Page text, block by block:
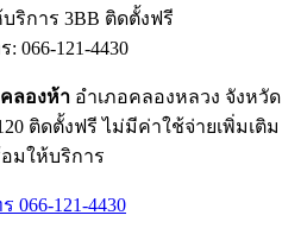
ริการ 3BB ติดตั้งฟรี
: 066-121-4430
ลองห้า อำเภอคลองหลวง จังหวัด
ติดตั้งฟรี ไม่มีค่าใช้จ่ายเพิ่มเติม
มให้บริการ
066-121-4430